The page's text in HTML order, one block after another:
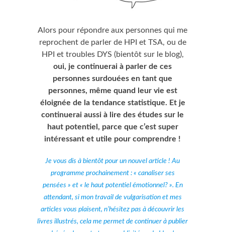
Alors pour répondre aux personnes qui me
reprochent de parler de HPI et TSA, ou de
HPI et troubles DYS (bientôt sur le blog),
oui, je continuerai à parler de ces
personnes surdouées en tant que
personnes, même quand leur vie est
éloignée de la tendance statistique. Et je
continuerai aussi à lire des études sur le
haut potentiel, parce que c’est super
intéressant et utile pour comprendre !
Je vous dis à bientôt pour un nouvel article ! Au
programme prochainement : « canaliser ses
pensées » et « le haut potentiel émotionnel? ». En
attendant, si mon travail de vulgarisation et mes
articles vous plaisent, n’hésitez pas à découvrir les
livres illustrés, cela me permet de continuer à publier